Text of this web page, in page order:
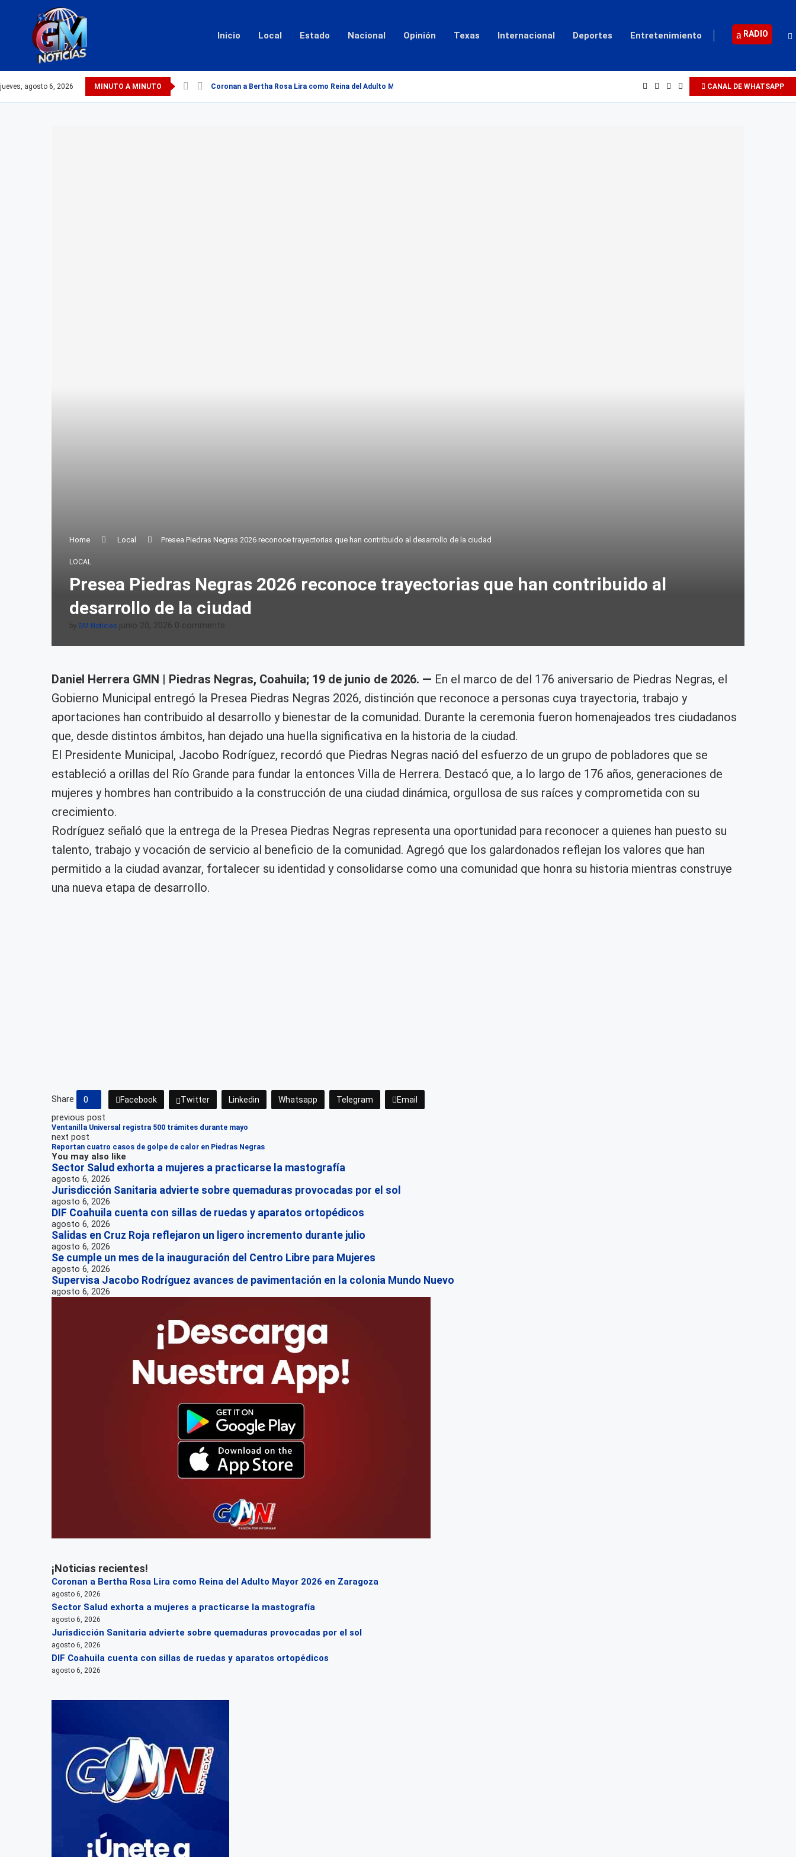
Inicio Local Estado Nacional Opinión Texas Internacional Deportes Entretenimiento RADIO
jueves, agosto 6, 2026 MINUTO A MINUTO Coronan a Bertha Rosa Lira como Reina del Adulto Mayor 2026... CANAL DE WHATSAPP
Home Local Presea Piedras Negras 2026 reconoce trayectorias que han contribuido al desarrollo de la ciudad
LOCAL
Presea Piedras Negras 2026 reconoce trayectorias que han contribuido al
desarrollo de la ciudad
by GM Noticias junio 20, 2026 0 comments
Daniel Herrera GMN | Piedras Negras, Coahuila; 19 de junio de 2026. — En el marco de del 176 aniversario de Piedras Negras, el
Gobierno Municipal entregó la Presea Piedras Negras 2026, distinción que reconoce a personas cuya trayectoria, trabajo y
aportaciones han contribuido al desarrollo y bienestar de la comunidad. Durante la ceremonia fueron homenajeados tres ciudadanos
que, desde distintos ámbitos, han dejado una huella significativa en la historia de la ciudad.
El Presidente Municipal, Jacobo Rodríguez, recordó que Piedras Negras nació del esfuerzo de un grupo de pobladores que se
estableció a orillas del Río Grande para fundar la entonces Villa de Herrera. Destacó que, a lo largo de 176 años, generaciones de
mujeres y hombres han contribuido a la construcción de una ciudad dinámica, orgullosa de sus raíces y comprometida con su
crecimiento.
Rodríguez señaló que la entrega de la Presea Piedras Negras representa una oportunidad para reconocer a quienes han puesto su
talento, trabajo y vocación de servicio al beneficio de la comunidad. Agregó que los galardonados reflejan los valores que han
permitido a la ciudad avanzar, fortalecer su identidad y consolidarse como una comunidad que honra su historia mientras construye
una nueva etapa de desarrollo.
Share 0 Facebook Twitter Linkedin Whatsapp Telegram Email
previous post
Ventanilla Universal registra 500 trámites durante mayo
next post
Reportan cuatro casos de golpe de calor en Piedras Negras
You may also like
Sector Salud exhorta a mujeres a practicarse la mastografía
agosto 6, 2026
Jurisdicción Sanitaria advierte sobre quemaduras provocadas por el sol
agosto 6, 2026
DIF Coahuila cuenta con sillas de ruedas y aparatos ortopédicos
agosto 6, 2026
Salidas en Cruz Roja reflejaron un ligero incremento durante julio
agosto 6, 2026
Se cumple un mes de la inauguración del Centro Libre para Mujeres
agosto 6, 2026
Supervisa Jacobo Rodríguez avances de pavimentación en la colonia Mundo Nuevo
agosto 6, 2026
¡Noticias recientes!
Coronan a Bertha Rosa Lira como Reina del Adulto Mayor 2026 en Zaragoza
agosto 6, 2026
Sector Salud exhorta a mujeres a practicarse la mastografía
agosto 6, 2026
Jurisdicción Sanitaria advierte sobre quemaduras provocadas por el sol
agosto 6, 2026
DIF Coahuila cuenta con sillas de ruedas y aparatos ortopédicos
agosto 6, 2026